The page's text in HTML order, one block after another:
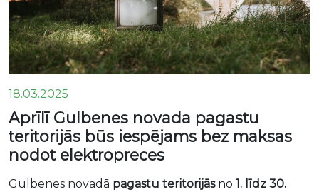
18.03.2025
Aprīlī Gulbenes novada pagastu
teritorijās būs iespējams bez maksas
nodot elektropreces
Gulbenes novadā pagastu teritorijāsno 1. līdz 30.